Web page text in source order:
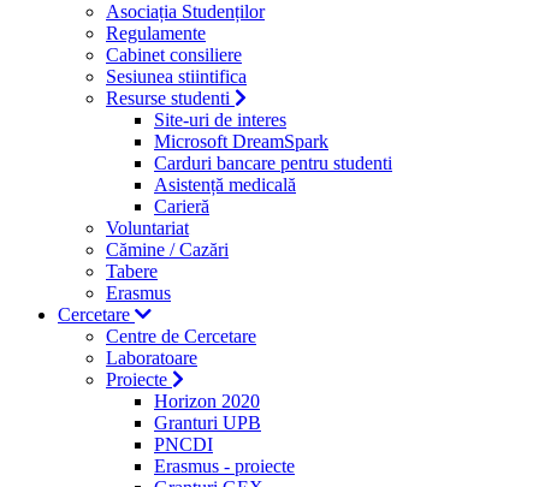
Asociația Studenților
Regulamente
Cabinet consiliere
Sesiunea stiintifica
Resurse studenti
Site-uri de interes
Microsoft DreamSpark
Carduri bancare pentru studenti
Asistență medicală
Carieră
Voluntariat
Cămine / Cazări
Tabere
Erasmus
Cercetare
Centre de Cercetare
Laboratoare
Proiecte
Horizon 2020
Granturi UPB
PNCDI
Erasmus - proiecte